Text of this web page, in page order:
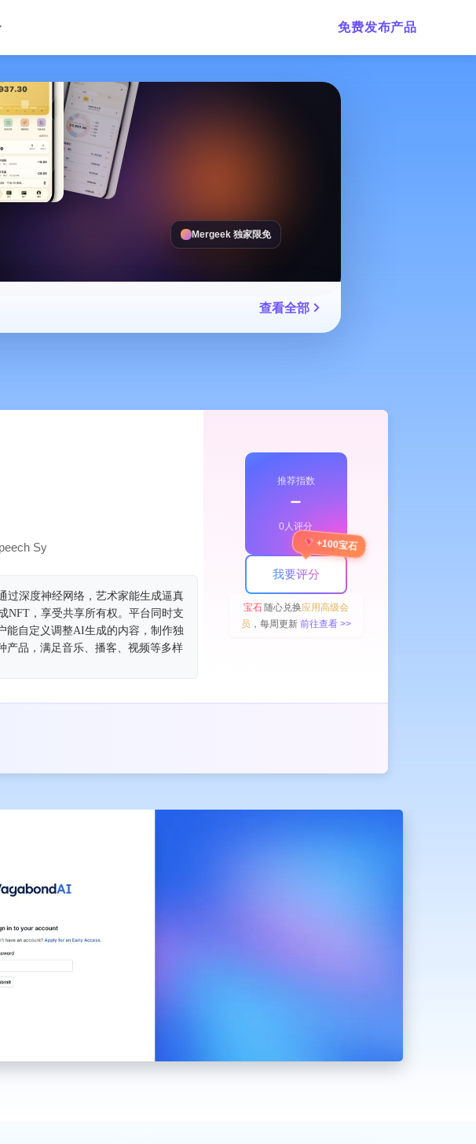
免费发布产品
Mergeek 独家限免
查看全部
Synthesis AI Singing Generator AI
过深度神经网络，艺术家能生成逼真
NFT，享受共享所有权。平台同时支
能自定义调整AI生成的内容，制作独
产品，满足音乐、播客、视频等多样
推荐指数
﹣
0人评分
我要评分
+100宝石
宝石随心兑换应用高级会
员 ，每周更新 前往查看 >>